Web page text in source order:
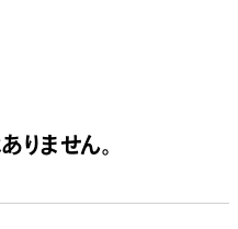
ません。